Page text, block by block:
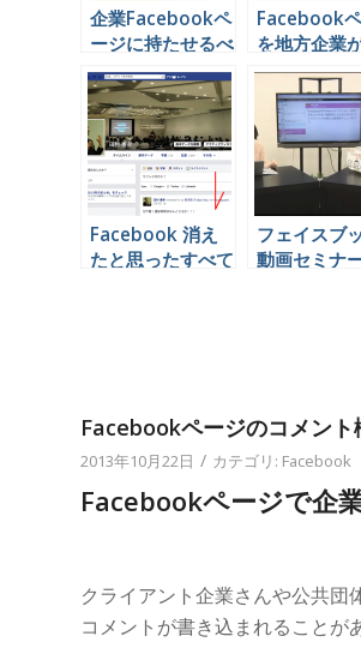
企業Facebookペ
ージに持たせるべ
き役割とその効果
を分析する方法
Facebook
を地方企業
する意味と
Facebook 消え
たと思ったすべて
フェイスブ
動画セミナ
Facebookページのコメン
2013年10月22日 / カテゴリ: Facebook
Facebookページで企
クライアント企業さんや公共
コメントが書き込まれることが